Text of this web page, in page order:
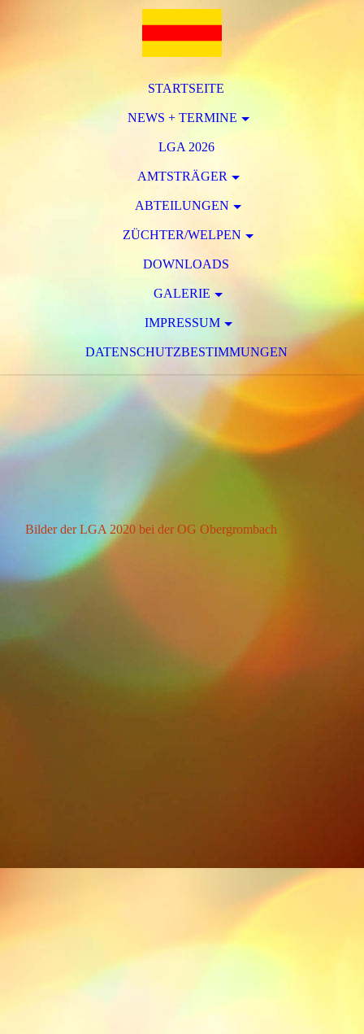
STARTSEITE
NEWS + TERMINE
LGA 2026
AMTSTRÄGER
ABTEILUNGEN
ZÜCHTER/WELPEN
DOWNLOADS
GALERIE
IMPRESSUM
DATENSCHUTZBESTIMMUNGEN
Bilder der LGA 2020 bei der OG Obergrombach